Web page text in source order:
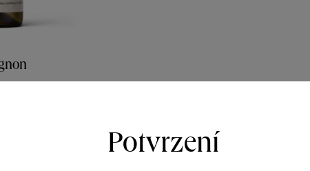
vinicemi
Potvrzení